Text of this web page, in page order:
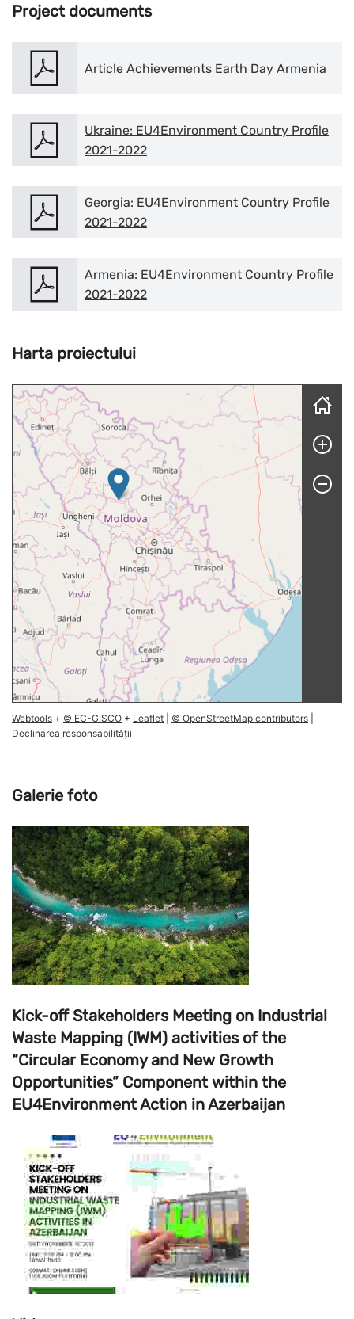
Project documents
Article Achievements Earth Day Armenia
Ukraine: EU4Environment Country Profile
2021-2022
Georgia: EU4Environment Country Profile
2021-2022
Armenia: EU4Environment Country Profile
2021-2022
Harta proiectului
Skip map
Webtools + © EC-GISCO + Leaflet © OpenStreetMap contributors
Declinarea responsabilității
Galerie foto
Kick-off Stakeholders Meeting on Industrial
Waste Mapping (IWM) activities of the
“Circular Economy and New Growth
Opportunities” Component within the
EU4Environment Action in Azerbaijan